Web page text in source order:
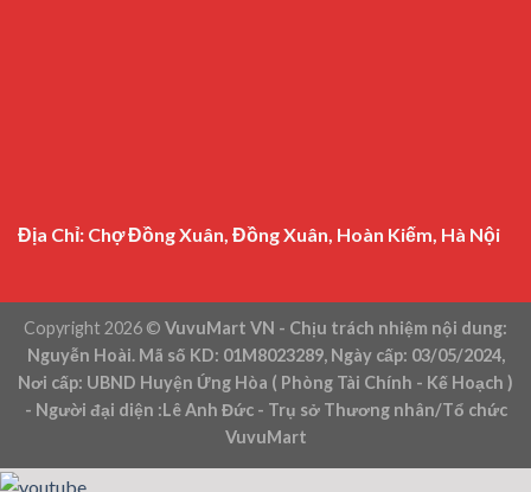
Địa Chỉ: Chợ Đồng Xuân, Đồng Xuân, Hoàn Kiếm, Hà Nội
Copyright 2026 © VuvuMart VN - Chịu trách nhiệm nội dung:
Nguyễn Hoài. Mã số KD: 01M8023289, Ngày cấp: 03/05/2024,
Nơi cấp: UBND Huyện Ứng Hòa ( Phòng Tài Chính - Kế Hoạch )
- Người đại diện :Lê Anh Đức - Trụ sở Thương nhân/Tổ chức
VuvuMart